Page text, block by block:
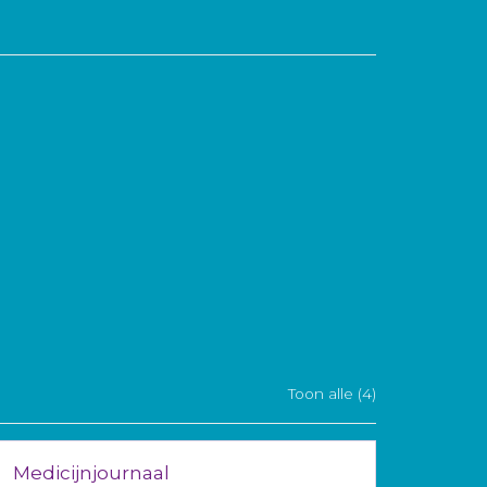
Toon alle (4)
Medicijnjournaal